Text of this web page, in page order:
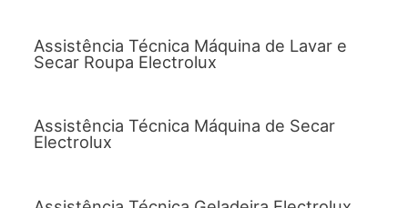
Assistência Técnica Máquina de Lavar e
Secar Roupa Electrolux
Assistência Técnica Máquina de Secar
Electrolux